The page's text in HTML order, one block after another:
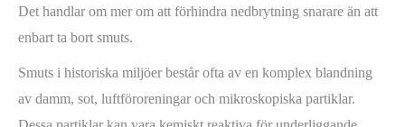
Det handlar om mer om att förhindra nedbrytning snarare än att
enbart ta bort smuts.
Smuts i historiska miljöer består ofta av en komplex blandning
av damm, sot, luftföroreningar och mikroskopiska partiklar.